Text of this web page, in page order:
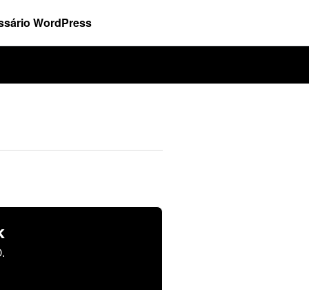
WordPress